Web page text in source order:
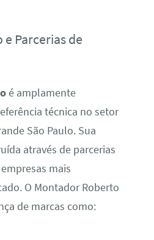
Parcerias de
é amplamente
técnica no setor
São Paulo. Sua
através de parcerias
mais
O Montador Roberto
de marcas como: